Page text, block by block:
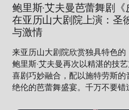
鲍里斯·艾夫曼芭蕾舞剧《
在亚历山大剧院上演：圣
与激情
来亚历山大剧院欣赏独具特色的
鲍里斯·艾夫曼再次以精湛的技
喜剧巧妙融合，配以施特劳斯
绝伦的芭蕾舞盛宴。千万不要错